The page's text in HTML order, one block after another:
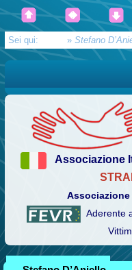
Sei qui: » Stefano
Associazione
Aderente